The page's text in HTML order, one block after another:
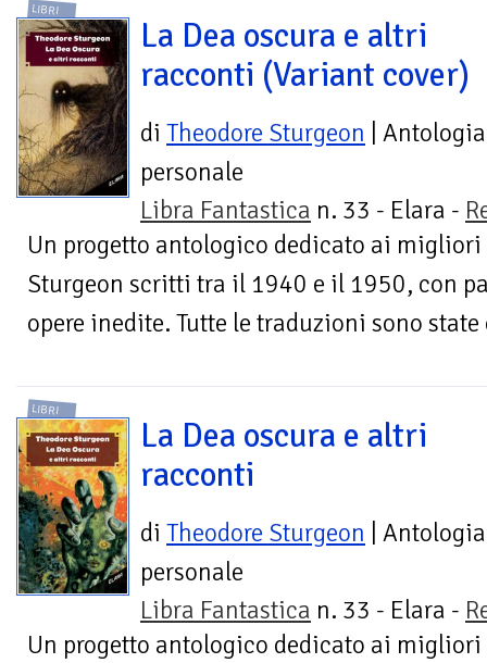
LIBRI
La Dea oscura e altri
racconti (Variant cover)
di Theodore Sturgeon | Antologia
personale
Libra Fantastica n. 33 - Elara -
Un progetto antologico dedicato ai
Sturgeon scritti tra il 1940 e il 1950, con
opere inedite. Tutte le traduzioni sono
LIBRI
La Dea oscura e altri
racconti
di Theodore Sturgeon | Antologia
personale
Libra Fantastica n. 33 - Elara -
Un progetto antologico dedicato ai